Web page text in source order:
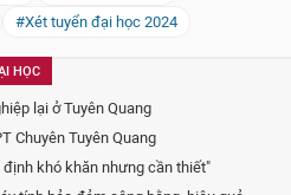
#Xét tuyển đại học 2024
HỌC
lại ở Tuyên Quang
Chuyên Tuyên Quang
định khó khăn nhưng cần thiết"